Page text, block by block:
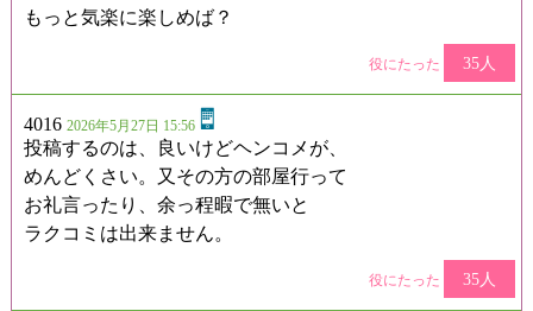
もっと気楽に楽しめば？
役にたった 35人
4016 2026年5月27日 15:56
投稿するのは、良いけどヘンコメが、
めんどくさい。又その方の部屋行って
お礼言ったり、余っ程暇で無いと
ラクコミは出来ません。
役にたった 35人